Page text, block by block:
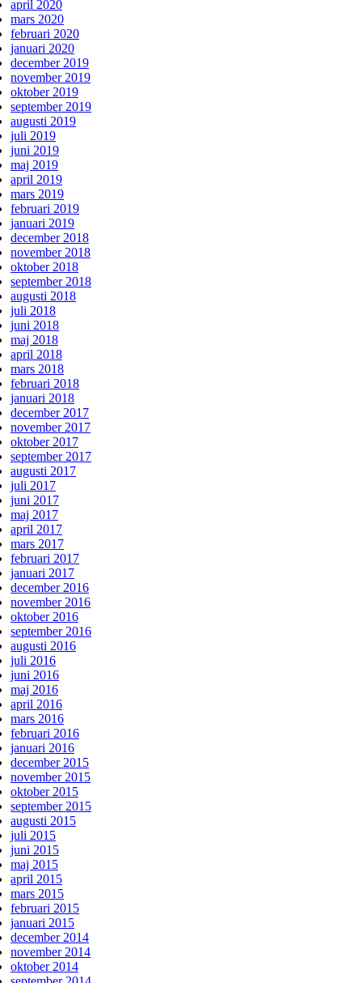
april 2020
mars 2020
februari 2020
januari 2020
december 2019
november 2019
oktober 2019
september 2019
augusti 2019
juli 2019
juni 2019
maj 2019
april 2019
mars 2019
februari 2019
januari 2019
december 2018
november 2018
oktober 2018
september 2018
augusti 2018
juli 2018
juni 2018
maj 2018
april 2018
mars 2018
februari 2018
januari 2018
december 2017
november 2017
oktober 2017
september 2017
augusti 2017
juli 2017
juni 2017
maj 2017
april 2017
mars 2017
februari 2017
januari 2017
december 2016
november 2016
oktober 2016
september 2016
augusti 2016
juli 2016
juni 2016
maj 2016
april 2016
mars 2016
februari 2016
januari 2016
december 2015
november 2015
oktober 2015
september 2015
augusti 2015
juli 2015
juni 2015
maj 2015
april 2015
mars 2015
februari 2015
januari 2015
december 2014
november 2014
oktober 2014